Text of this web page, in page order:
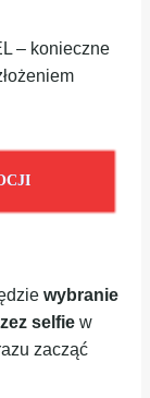
– konieczne
wybranie
selfie w
zacząć